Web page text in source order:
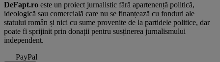
DeFapt.ro este un proiect jurnalistic fără apartenență politică,
ideologică sau comercială care nu se finanțează cu fonduri ale
statului român și nici cu sume provenite de la partidele politice, dar
poate fi sprijinit prin donații pentru susținerea jurnalismului
independent.
PayPal